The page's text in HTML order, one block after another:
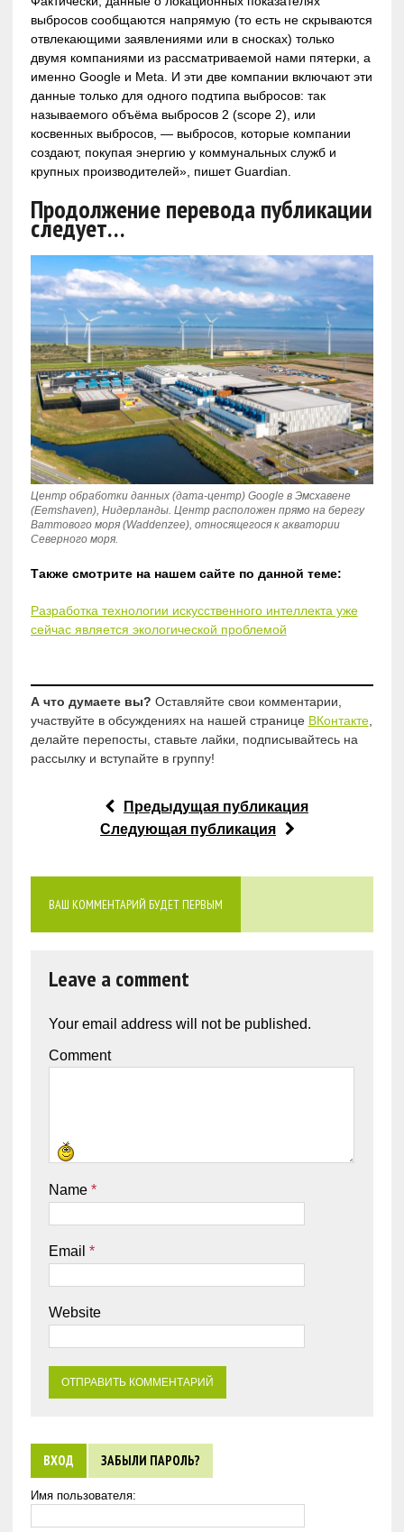
выбросов сообщаются напрямую (то есть не скрываются
отвлекающими заявлениями или в сносках) только
двумя компаниями из рассматриваемой нами пятерки, а
именно Google и Meta. И эти две компании включают эти
данные только для одного подтипа выбросов: так
называемого объёма выбросов 2 (scope 2), или
косвенных выбросов, — выбросов, которые компании
создают, покупая энергию у коммунальных служб и
крупных производителей», пишет Guardian.
Продолжение перевода публикации
следует…
Центр обработки данных (дата-центр) Google в Эмсхавене
(Eemshaven), Нидерланды. Центр расположен прямо на берегу
Ваттового моря (Waddenzee), относящегося к акватории
Северного моря.
Также смотрите на нашем сайте по данной теме:
Разработка технологии искусственного интеллекта уже
сейчас является экологической проблемой
А что думаете вы? Оставляйте свои комментарии,
участвуйте в обсуждениях на нашей странице ВКонтакте,
делайте перепосты, ставьте лайки, подписывайтесь на
рассылку и вступайте в группу!
Предыдущая публикация
Следующая публикация
ВАШ КОММЕНТАРИЙ БУДЕТ ПЕРВЫМ
Leave a comment
Your email address will not be published.
Comment
Name *
Email *
Website
ВХОД ЗАБЫЛИ ПАРОЛЬ?
Имя пользователя: